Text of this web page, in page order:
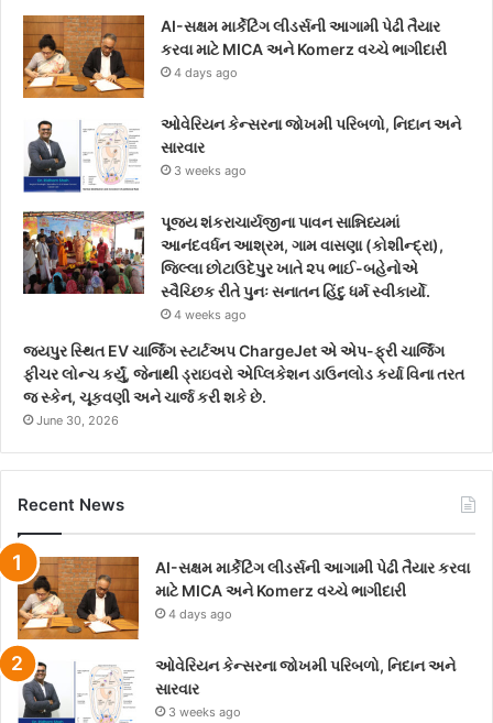
AI-સક્ષમ માર્કેટિંગ લીડર્સની આગામી પેઢી તૈયાર
કરવા માટે MICA અને Komerz વચ્ચે ભાગીદારી
4 days ago
ઓવેરિયન કેન્સરના જોખમી પરિબળો, નિદાન અને
સારવાર
3 weeks ago
પૂજ્ય શંકરાચાર્યજીના પાવન સાન્નિધ્યમાં
આનંદવર્ધન આશ્રમ, ગામ વાસણા (કોશીન્દ્રા),
જિલ્લા છોટાઉદેપુર ખાતે ૨૫ ભાઈ-બહેનોએ
સ્વૈચ્છિક રીતે પુનઃ સનાતન હિંદુ ધર્મ સ્વીકાર્યો.
4 weeks ago
જયપુર સ્થિત EV ચાર્જિંગ સ્ટાર્ટઅપ ChargeJet એ એપ-ફ્રી ચાર્જિંગ
ફીચર લોન્ચ કર્યું, જેનાથી ડ્રાઇવરો એપ્લિકેશન ડાઉનલોડ કર્યા વિના તરત
જ સ્કેન, ચૂકવણી અને ચાર્જ કરી શકે છે.
June 30, 2026
Recent News
AI-સક્ષમ માર્કેટિંગ લીડર્સની આગામી પેઢી તૈયાર કરવા
માટે MICA અને Komerz વચ્ચે ભાગીદારી
4 days ago
ઓવેરિયન કેન્સરના જોખમી પરિબળો, નિદાન અને
સારવાર
3 weeks ago